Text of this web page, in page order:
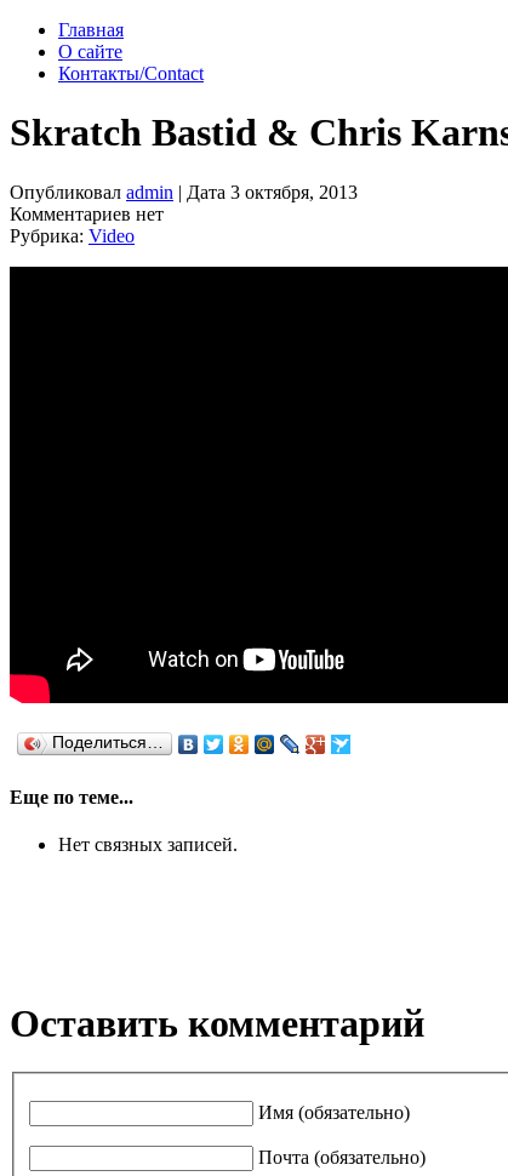
Главная
О сайте
Контакты/Contact
Skratch Bastid & Chris
Опубликовал admin | Дата 3 октября, 2013
Комментариев нет
Рубрика: Video
Поделиться…
Еще по теме...
Нет связных записей.
Оставить комментарий
Имя (обязательно)
Почта (обязательно)